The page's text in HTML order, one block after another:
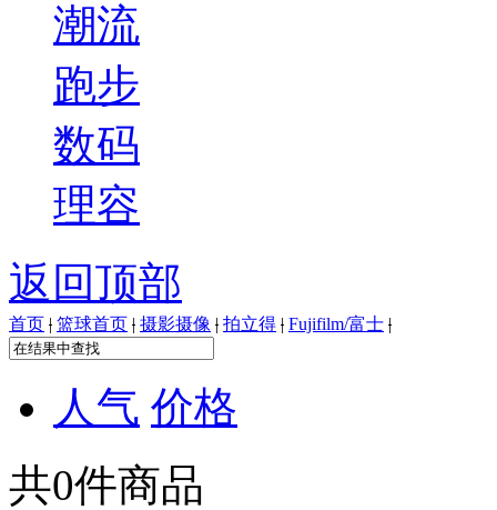
潮流
跑步
数码
理容
返回顶部
首页 | 篮球首页 | 摄影摄像 | 拍立得 | Fujifilm/富士 |
人气 价格
共0件商品